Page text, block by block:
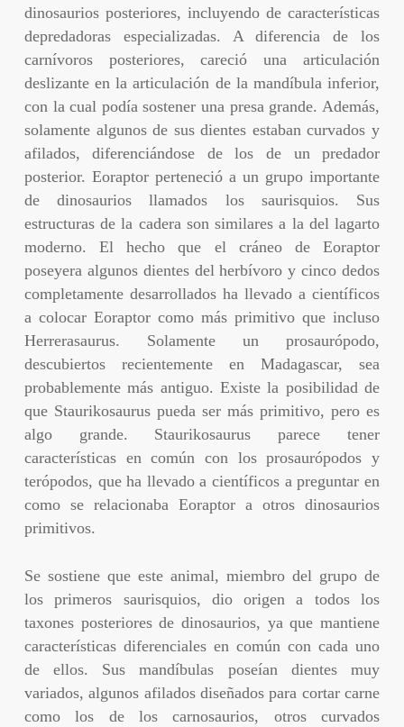
dinosaurios posteriores, incluyendo de características
depredadoras especializadas. A diferencia de los
carnívoros posteriores, careció una articulación
deslizante en la articulación de la mandíbula inferior,
con la cual podía sostener una presa grande. Además,
solamente algunos de sus dientes estaban curvados y
afilados, diferenciándose de los de un predador
posterior. Eoraptor perteneció a un grupo importante
de dinosaurios llamados los saurisquios. Sus
estructuras de la cadera son similares a la del lagarto
moderno. El hecho que el cráneo de Eoraptor
poseyera algunos dientes del herbívoro y cinco dedos
completamente desarrollados ha llevado a científicos
a colocar Eoraptor como más primitivo que incluso
Herrerasaurus. Solamente un prosaurópodo,
descubiertos recientemente en Madagascar, sea
probablemente más antiguo. Existe la posibilidad de
que Staurikosaurus pueda ser más primitivo, pero es
algo grande. Staurikosaurus parece tener
características en común con los prosaurópodos y
terópodos, que ha llevado a científicos a preguntar en
como se relacionaba Eoraptor a otros dinosaurios
primitivos.
Se sostiene que este animal, miembro del grupo de
los primeros saurisquios, dio origen a todos los
taxones posteriores de dinosaurios, ya que mantiene
características diferenciales en común con cada uno
de ellos. Sus mandíbulas poseían dientes muy
variados, algunos afilados diseñados para cortar carne
como los de los carnosaurios, otros curvados